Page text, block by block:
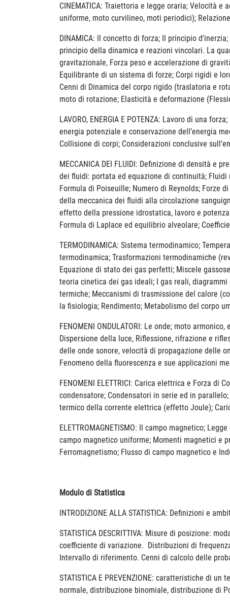
CINEMATICA: Traiettoria e legge oraria; Velocità
uniforme, moto curvilineo, moti periodici);
DINAMICA: II concetto di forza; Il principio
principio della dinamica e reazioni vincolari. La
gravitazionale, Forza peso e accelerazione di
Equilibrante di un sistema di forze; Corpi rigidi e
Cenni di Dinamica del corpo rigido (traslatoria e
moto di rotazione; Elasticità e deformazione
LAVORO, ENERGIA E POTENZA: Lavoro di una
energia potenziale e conservazione dell’energia
Collisione di corpi; Considerazioni conclusive
MECCANICA DEI FLUIDI: Definizione di densità e
dei fluidi: portata ed equazione di continuità;
Formula di Poiseuille; Numero di Reynolds; Forze
della meccanica dei fluidi alla circolazione
effetto della pressione idrostatica, lavoro e
Formula di Laplace ed equilibrio alveolare;
TERMODINAMICA: Sistema termodinamico;
termodinamica; Trasformazioni termodinamiche
Equazione di stato dei gas perfetti; Miscele
teoria cinetica dei gas ideali; I gas reali,
termiche; Meccanismi di trasmissione del calore
la fisiologia; Rendimento; Metabolismo del corpo
FENOMENI ONDULATORI: Le onde; moto
Dispersione della luce, Riflessione, rifrazione e
delle onde sonore, velocità di propagazione delle
Fenomeno della fluorescenza e sue applicazioni
FENOMENI ELETTRICI: Carica elettrica e Forza
condensatore; Condensatori in serie ed in
termico della corrente elettrica (effetto Joule);
ELETTROMAGNETISMO: Il campo magnetico;
campo magnetico uniforme; Momenti magnetici e
Ferromagnetismo; Flusso di campo magnetico e
Modulo di Statistica
INTRODIZIONE ALLA STATISTICA: Definizioni e
STATISTICA DESCRITTIVA: Misure di posizione:
coefficiente di variazione. Distribuzioni di
Intervallo di riferimento. Cenni di calcolo delle
STATISTICA E PREVENZIONE: caratteristiche di
normale, distribuzione binomiale, distribuzione di